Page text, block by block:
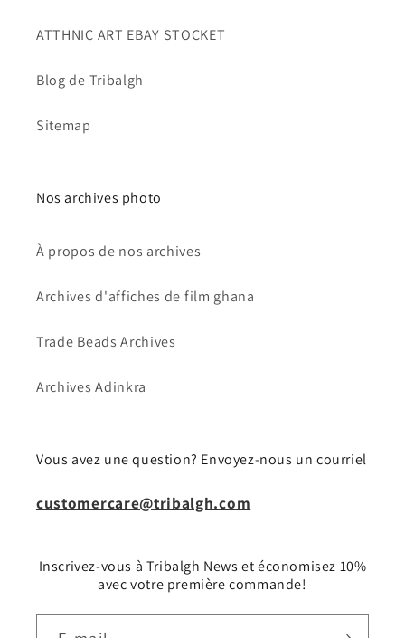
ATTHNIC ART EBAY STOCKET
Blog de Tribalgh
Sitemap
Nos archives photo
À propos de nos archives
Archives d'affiches de film ghana
Trade Beads Archives
Archives Adinkra
Vous avez une question? Envoyez-nous un courriel
customercare@tribalgh.com
Inscrivez-vous à Tribalgh News et économisez 10%
avec votre première commande!